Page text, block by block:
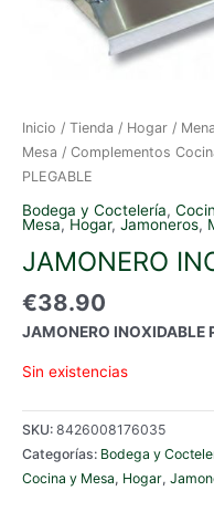
Inicio / Tienda / Hogar /
Mesa / Complementos
PLEGABLE
Bodega y Coctelería,
Mesa, Hogar, Jamoneros,
JAMONERO
€38.90
JAMONERO INOXIDABLE
Sin existencias
SKU: 8426008176035
Categorías: Bodega y
Cocina y Mesa, Hogar,